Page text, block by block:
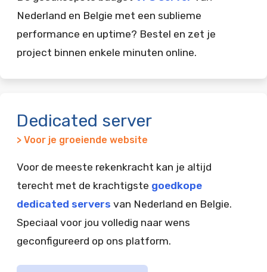
Nederland en Belgie met een sublieme
performance en uptime? Bestel en zet je
project binnen enkele minuten online.
Dedicated server
> Voor je groeiende website
Voor de meeste rekenkracht kan je altijd
terecht met de krachtigste goedkope
dedicated servers van Nederland en Belgie.
Speciaal voor jou volledig naar wens
geconfigureerd op ons platform.